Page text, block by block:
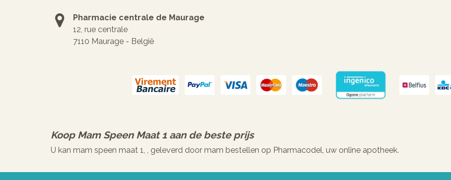
Pharmacie centrale de Maurage
12, rue centrale
7110 Maurage - België
Koop Mam Speen Maat 1 aan de beste prijs
U kan mam speen maat 1, , geleverd door mam bestellen op Pharmacodel, uw online apotheek.